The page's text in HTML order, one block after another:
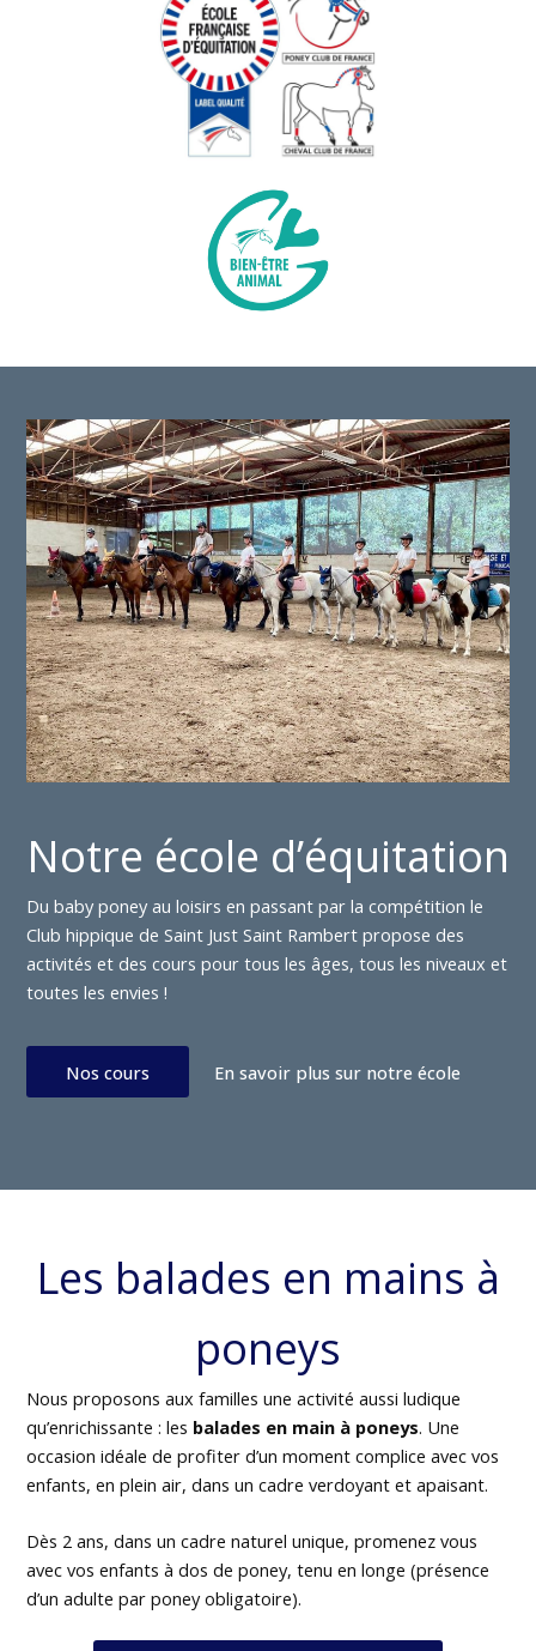
Notre école d’équitation
Du baby poney au loisirs en passant par la compétition le
Club hippique de Saint Just Saint Rambert propose des
activités et des cours pour tous les âges, tous les niveaux et
toutes les envies !
Nos cours En savoir plus sur notre école
Les balades en mains à
poneys
Nous proposons aux familles une activité aussi ludique
qu’enrichissante : les balades en main à poneys. Une
occasion idéale de profiter d’un moment complice avec vos
enfants, en plein air, dans un cadre verdoyant et apaisant.
Dès 2 ans, dans un cadre naturel unique, promenez vous
avec vos enfants à dos de poney, tenu en longe (présence
d’un adulte par poney obligatoire).